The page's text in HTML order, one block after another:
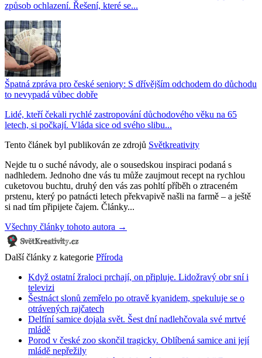
způsob ochlazení. Řešení, které se...
Špatná zpráva pro české seniory: S dřívějším odchodem do důchodu
to nevypadá vůbec dobře
Lidé, kteří čekali rychlé zastropování důchodového věku na 65
letech, si počkají. Vláda sice od svého slibu...
Tento článek byl publikován ze zdrojů Světkreativity
Nejde tu o suché návody, ale o sousedskou inspiraci podaná s
nadhledem. Jednoho dne vás tu může zaujmout recept na rychlou
cuketovou buchtu, druhý den vás zas pohltí příběh o ztraceném
prstenu, který po patnácti letech překvapivě našli na farmě – a ještě
si nad tím připijete čajem. Články...
Všechny články tohoto autora →
Další články z kategorie Příroda
Když ostatní žraloci prchají, on připluje. Lidožravý obr sní i
televizi
Šestnáct slonů zemřelo po otravě kyanidem, spekuluje se o
otrávených rajčatech
Delfíní samice dojala svět. Šest dní nadlehčovala své mrtvé
mládě
Porod v české zoo skončil tragicky. Oblíbená samice ani její
mládě nepřežily